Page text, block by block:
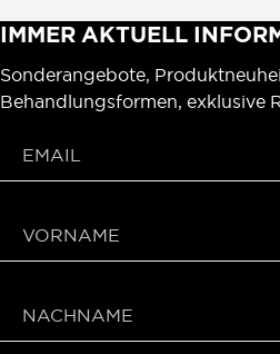
IMMER AKTUELL
Sonderangebote,
Behandlungsformen, exklusive